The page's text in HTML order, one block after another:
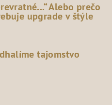
Alebo prečo
upgrade v štýle
tajomstvo